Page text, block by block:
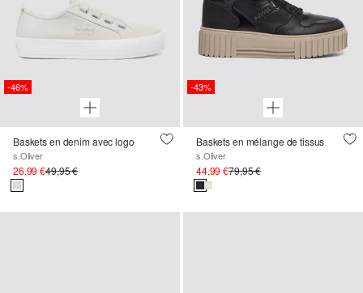
-46%
Baskets en denim avec logo
s.Oliver
26,99 €49,95 €
-43%
Baskets en mélange de tissus
s.Oliver
44,99 €79,95 €